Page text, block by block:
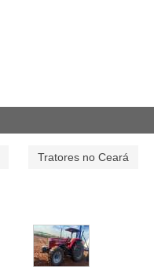
Tratores no Ceará